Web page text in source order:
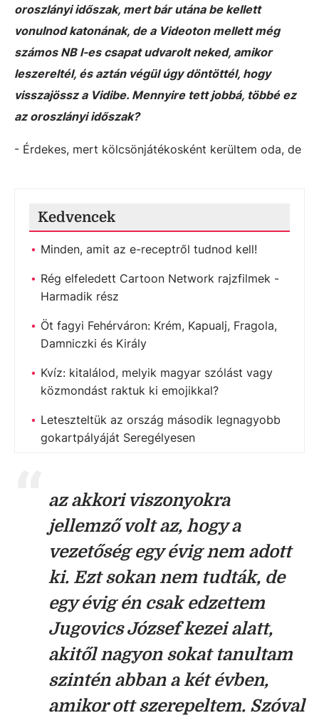
oroszlányi időszak, mert bár utána be kellett
vonulnod katonának, de a Videoton mellett még
számos NB I-es csapat udvarolt neked, amikor
leszereltél, és aztán végül úgy döntöttél, hogy
visszajössz a Vidibe. Mennyire tett jobbá, többé ez
az oroszlányi időszak?
- Érdekes, mert kölcsönjátékosként kerültem oda, de
Kedvencek
Minden, amit az e-receptről tudnod kell!
Rég elfeledett Cartoon Network rajzfilmek -
Harmadik rész
Öt fagyi Fehérváron: Krém, Kapualj, Fragola,
Damniczki és Király
Kvíz: kitalálod, melyik magyar szólást vagy
közmondást raktuk ki emojikkal?
Leteszteltük az ország második legnagyobb
gokartpályáját Seregélyesen
az akkori viszonyokra
jellemző volt az, hogy a
vezetőség egy évig nem adott
ki. Ezt sokan nem tudták, de
egy évig én csak edzettem
Jugovics József kezei alatt,
akitől nagyon sokat tanultam
szintén abban a két évben,
amikor ott szerepeltem. Szóval